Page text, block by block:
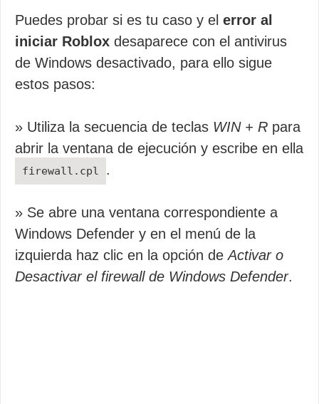
Puedes probar si es tu caso y el error al
iniciar Roblox desaparece con el antivirus
de Windows desactivado, para ello sigue
estos pasos:
» Utiliza la secuencia de teclas WIN + R para
abrir la ventana de ejecución y escribe en ella
firewall.cpl .
» Se abre una ventana correspondiente a
Windows Defender y en el menú de la
izquierda haz clic en la opción deActivar o
Desactivar el firewall de Windows Defender.